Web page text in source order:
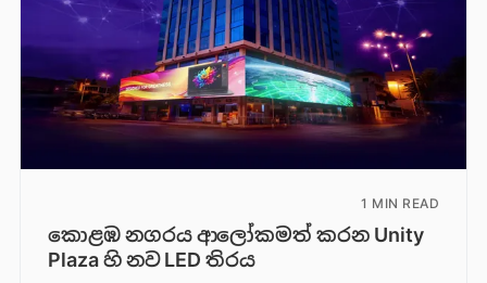
1 MIN READ
කොළඹ නගරය ආලෝකමත් කරන Unity
Plaza හි නව LED තිරය